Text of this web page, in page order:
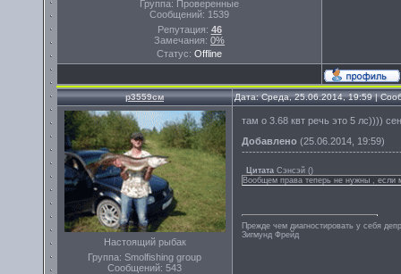
Группа: Проверенные
Сообщений: 1539
Репутация: 46
Замечания: 0%
Статус: Offline
р3559см Дата: Среда, 25.06.2014, 19:59 |
Настоящий рыбак
Группа: Smolfishing group
Сообщений: 543
там о 3.68 квт речь это 5 лс))))
Добавлено (25.06.2014, 19:59)
Цитата Сэнсэй ()
Вообщем права теперь не нужны , если
Прежде чем диагностировать у себя
Зигмунд Фрейд